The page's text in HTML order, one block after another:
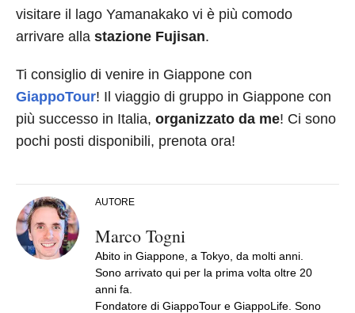
visitare il lago Yamanakako vi è più comodo
arrivare alla stazione Fujisan.
Ti consiglio di venire in Giappone con
GiappoTour! Il viaggio di gruppo in Giappone con
più successo in Italia, organizzato da me! Ci sono
pochi posti disponibili, prenota ora!
AUTORE
Marco Togni
Abito in Giappone, a Tokyo, da molti anni.
Sono arrivato qui per la prima volta oltre 20
anni fa.
Fondatore di GiappoTour e GiappoLife. Sono